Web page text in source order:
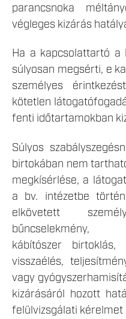
parancsnoka
végleges kizárás
Ha a kapcsolattartó a
súlyosan megsérti, e
személyes
kötetlen
fenti időtartamokban
Súlyos
birtokában nem
megkísérlése, a
a bv. intézetbe
elkövetett
bűncselekmény,
kábítószer birtoklás,
visszaélés,
vagy
kizárásáról hozott
felülvizsgálati kérelmet